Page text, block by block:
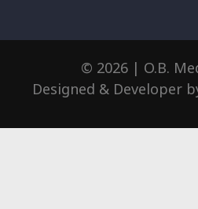
© 2026 | O.B.
Designed & Developer